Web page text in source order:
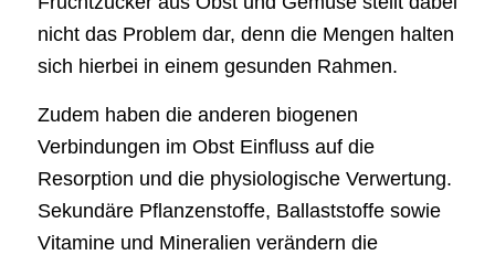
nicht das Problem dar, denn die Mengen halten
sich hierbei in einem gesunden Rahmen.
Zudem haben die anderen biogenen
Verbindungen im Obst Einfluss auf die
Resorption und die physiologische Verwertung.
Sekundäre Pflanzenstoffe, Ballaststoffe sowie
Vitamine und Mineralien verändern die